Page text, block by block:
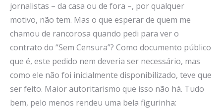
jornalistas – da casa ou de fora –, por qualquer
motivo, não tem. Mas o que esperar de quem me
chamou de rancorosa quando pedi para ver o
contrato do “Sem Censura”? Como documento público
que é, este pedido nem deveria ser necessário, mas
como ele não foi inicialmente disponibilizado, teve que
ser feito. Maior autoritarismo que isso não há. Tudo
bem, pelo menos rendeu uma bela figurinha: